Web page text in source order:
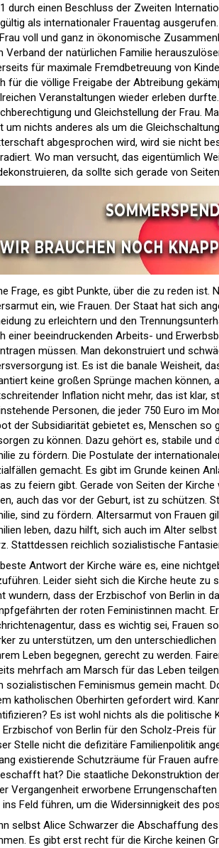
durch einen Beschluss der Zweiten
als internationaler Frauentag
voll und ganz in ökonomische
Verband der natürlichen Familie
für maximale Fremdbetreuung von
für die völlige Freigabe der Abtreibung
Veranstaltungen wieder erleben
und Gleichstellung der Frau.
um nichts anderes als um die
abgesprochen wird, wird sie nicht
Wo man versucht, das eigentümlich
da sollte sich gerade von
Frage, es gibt Punkte, über die zu reden
ein, wie Frauen. Der Staat hat sich
zu erleichtern und den
einer beeindruckenden Arbeits- und
müssen. Man dekonstruiert und
ist. Es ist die banale Weisheit,
keine großen Sprünge machen können,
Inflation nicht mehr, das ist klar,
Personen, die jeder 750 Euro im
der Subsidiarität gebietet es, Menschen
zu können. Dazu gehört es, stabile und
zu fördern. Die Postulate der
gemacht. Es gibt im Grunde keinen
zu feiern gibt. Gerade von Seiten der
auch das vor der Geburt, ist zu schützen.
sind zu fördern. Altersarmut von Frauen
leben, dazu hilft, sich auch im Alter
Stattdessen reichlich sozialistische
Antwort der Kirche wäre es, eine
Leider sieht sich die Kirche heute zu
wundern, dass der Erzbischof von Berlin in
der roten Feministinnen macht.
dass es wichtig sei, Frauen
zu unterstützen, um den
Leben begegnen, gerecht zu werden.
mehrfach am Marsch für das Leben
sozialistischen Feminismus gemein macht.
katholischen Oberhirten gefordert wird.
Es ist wohl nichts als die politische
Erzbischof von Berlin für den Scholz-Preis
Stelle nicht die defizitäre Familienpolitik
existierende Schutzräume für Frauen
hat? Die staatliche Dekonstruktion
Vergangenheit erworbene
ins Feld führen, um die Widersinnigkeit des
selbst Alice Schwarzer die Abschaffung
Es gibt erst recht für die Kirche keinen